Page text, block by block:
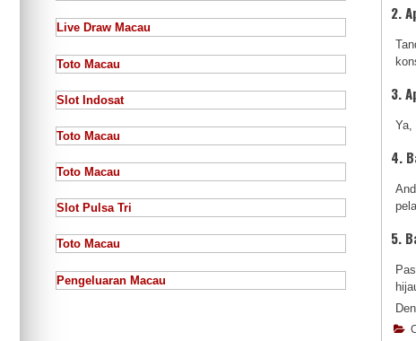
2.
3.
Ya,
4.
5.
Live Draw Macau
Toto Macau
Slot Indosat
Toto Macau
Toto Macau
Slot Pulsa Tri
Toto Macau
Pengeluaran Macau